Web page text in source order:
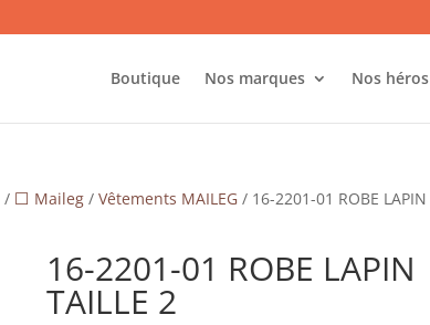
Boutique Nos marques Nos héros
/ ⬜ Maileg/ Vêtements MAILEG/ 16-2201-01 ROBE LAPIN
16-2201-01 ROBE LAPIN
TAILLE 2